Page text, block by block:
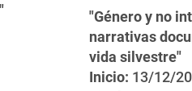
"Género y no
narrativas
vida silvestre"
Inicio: 13/12/